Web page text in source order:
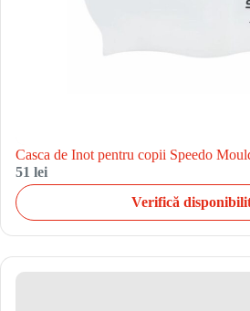
Casca de Inot pentru copii Speedo
51 lei
Verifică